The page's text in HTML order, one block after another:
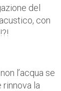
del
con
l’acqua se
la